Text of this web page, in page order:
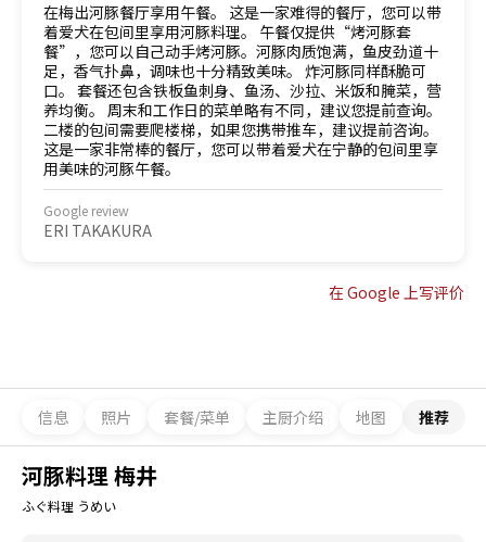
在梅出河豚餐厅享用午餐。 这是一家难得的餐厅，您可以带
着爱犬在包间里享用河豚料理。 午餐仅提供“烤河豚套
餐”，您可以自己动手烤河豚。河豚肉质饱满，鱼皮劲道十
足，香气扑鼻，调味也十分精致美味。 炸河豚同样酥脆可
口。 套餐还包含铁板鱼刺身、鱼汤、沙拉、米饭和腌菜，营
养均衡。 周末和工作日的菜单略有不同，建议您提前查询。
二楼的包间需要爬楼梯，如果您携带推车，建议提前咨询。
这是一家非常棒的餐厅，您可以带着爱犬在宁静的包间里享
用美味的河豚午餐。
Google review
ERI TAKAKURA
在 Google 上写评价
信息 照片 套餐/菜单 主厨介绍 地图 推荐
河豚料理 梅井
ふぐ料理 うめい